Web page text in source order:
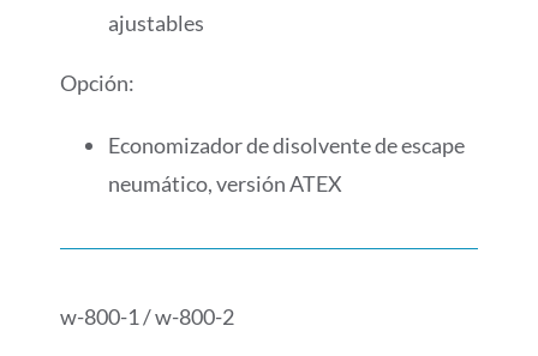
ajustables
Opción:
Economizador de disolvente de escape
neumático, versión ATEX
w-800-1 / w-800-2